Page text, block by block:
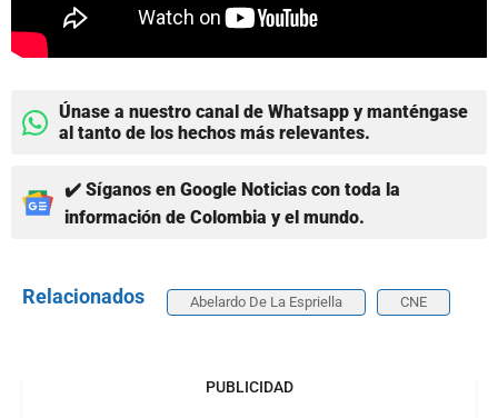
Únase a nuestro canal de Whatsapp y manténgase
al tanto de los hechos más relevantes.
✔️ Síganos en Google Noticias con toda la
información de Colombia y el mundo.
Relacionados Abelardo De La Espriella CNE
PUBLICIDAD